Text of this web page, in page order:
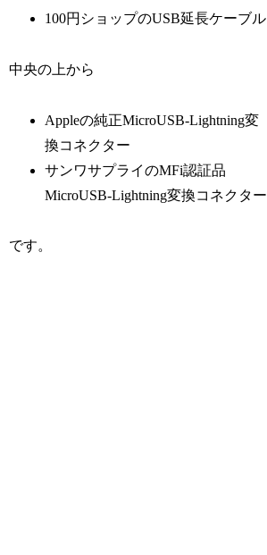
100円ショップのUSB延長ケーブル
中央の上から
Appleの純正MicroUSB-Lightning変
換コネクター
サンワサプライのMFi認証品
MicroUSB-Lightning変換コネクター
です。